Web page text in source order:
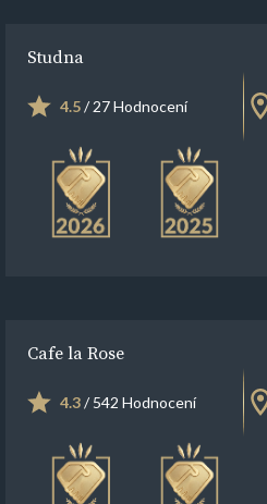
Studna
4.5/ 27 Hodnocení
Cafe la Rose
4.3/ 542 Hodnocení